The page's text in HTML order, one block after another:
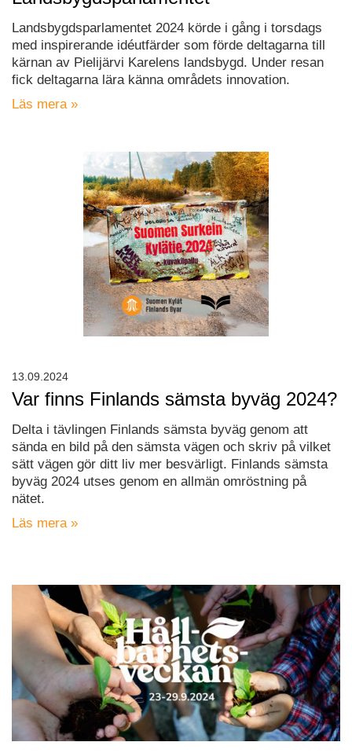
Landsbygdsparlamentet 2024 körde i gång i torsdags
med inspirerande idéutfärder som förde deltagarna till
kärnan av Pielijärvi Karelens landsbygd. Under resan
fick deltagarna lära känna områdets innovation.
Läs mera »
Var finns Finlands sämsta byväg 2024?
Delta i tävlingen Finlands sämsta byväg genom att
sända en bild på den sämsta vägen och skriv på vilket
sätt vägen gör ditt liv mer besvärligt. Finlands sämsta
byväg 2024 utses genom en allmän omröstning på
nätet.
Läs mera »
13.09.2024